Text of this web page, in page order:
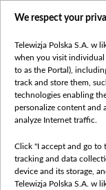
We respect your
Telewizja Polska S.A. w
when you visit individual
to as the Portal),
track and store them,
technologies enabling
personalize content and
analyze Internet traffic.
Click "I accept and go to
tracking and data
device and its storage,
Telewizja Polska S.A. w